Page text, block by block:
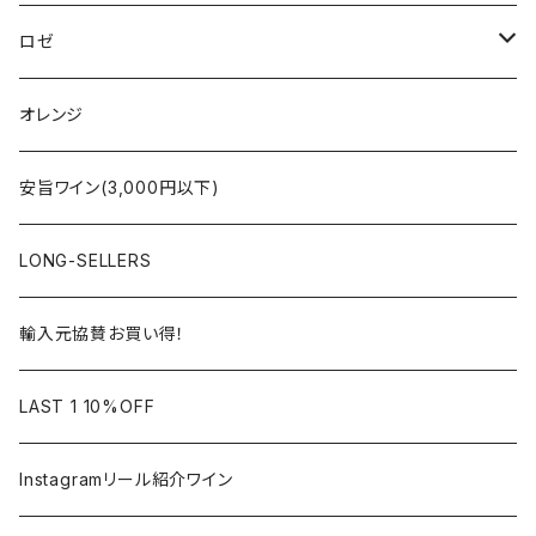
シャンパーニュ
コート・デュ・ローヌ
ラングドック・ルーション
アルザス
ロワール
フランス
ラングドック
イタリア
ブルゴーニュ
ボルドー
ロワール
ローヌ
ラングドック
フランス
イタリア
シャンパーニュ
アルザス
フランス
日本
イタリア
南アフリカ
ニュージーランド
ロゼ
シャンパーニュ
アルザス
ドイツ
オーストラリア
カリフォルニア
日本
オレンジ
安旨ワイン(3,000円以下)
LONG-SELLERS
輸入元協賛お買い得！
LAST 1 10%OFF
Instagramリール紹介ワイン